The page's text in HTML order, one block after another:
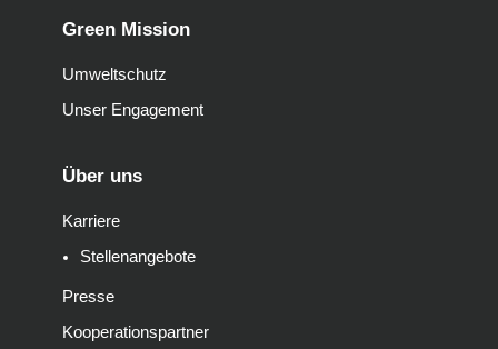
Green Mission
Umweltschutz
Unser Engagement
Über uns
Karriere
Stellenangebote
Presse
Kooperationspartner